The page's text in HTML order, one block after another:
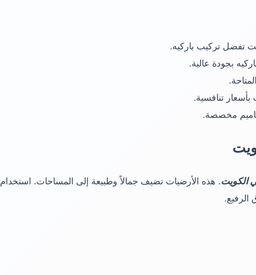
بجودة عالية.
تنافسية.
مخصصة.
الكويت. هذه الأرضيات تضيف جمالاً وطبيعة إلى المساحات. استخدام
الرفيع.